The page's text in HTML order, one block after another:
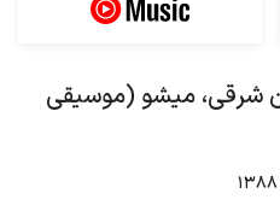
شرقی، میشو (موسیقی
1388